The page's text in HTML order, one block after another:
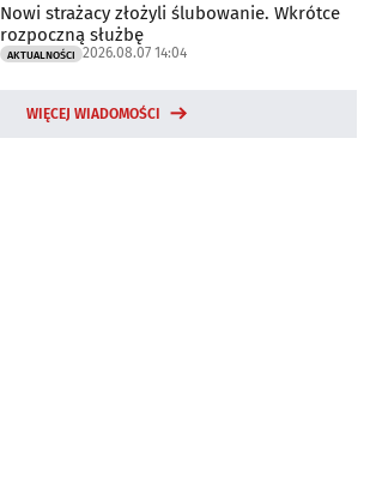
Nowi strażacy złożyli ślubowanie. Wkrótce
rozpoczną służbę
AKTUALNOŚCI 2026.08.07 14:04
WIĘCEJ WIADOMOŚCI